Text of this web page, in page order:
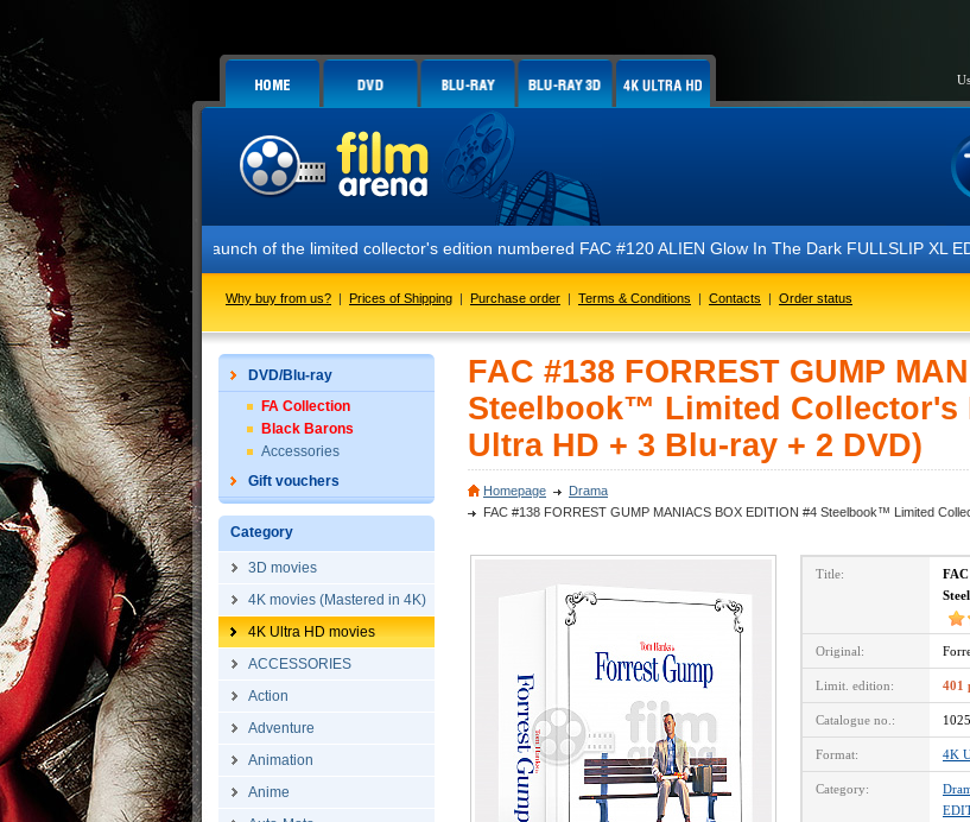
DARK - it is on sale now!
about the launch of the limited collector's edition numbered FAC #120 ALIEN Glow In The Dark FULLSLIP XL EDITION
Why buy from us? | Prices of Shipping | Purchase order | Terms & Conditions | Contacts | Order status
DVD/Blu-ray
FA Collection
Black Barons
Accessories
Gift vouchers
Category
3D movies
4K movies (Mastered in 4K)
4K Ultra HD movies
ACCESSORIES
Action
Adventure
Animation
Anime
FAC #138 FORREST GUMP
Steelbook™ Limited Collector's
Ultra HD + 3 Blu-ray + 2 DVD)
Homepage
Drama
FAC #138 FORREST GUMP MANIACS BOX EDITION #4 Steelbook™ Limited
Title:
Original:
Limit. edition: 401
Catalogue no.:
Format: 4K
Category: